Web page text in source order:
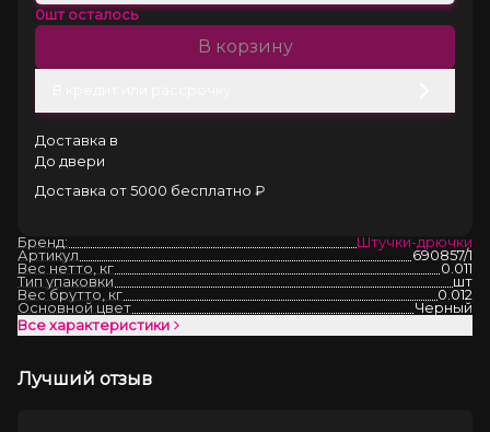
0шт осталось
В корзину
Доставка в
До двери
Доставка от 5000 бесплатно ₽
Бренд:
Штучки-дрючки
Артикул
690857/1
Вес нетто, кг
0.011
Тип упаковки
шт
Вес брутто, кг
0.012
Основной цвет
Черный
Все характеристики
Лучший отзыв